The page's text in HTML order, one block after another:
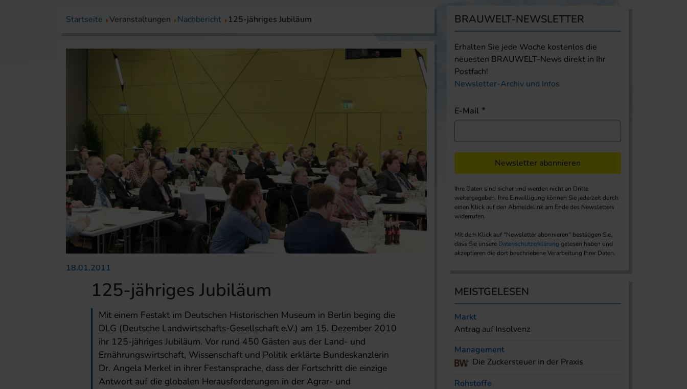
Startseite Veranstaltungen Nachbericht 125-jähriges Jubiläum
18.01.2011
125-jähriges Jubiläum
Mit einem Festakt im Deutschen Historischen Museum in Berlin beging die
DLG (Deutsche Landwirtschafts-Gesellschaft e.V.) am 15. Dezember 2010
ihr 125-jähriges Jubiläum. Vor rund 450 Gästen aus der Land- und
Ernährungswirtschaft, Wissenschaft und Politik erklärte Bundeskanzlerin
Dr. Angela Merkel in ihrer Festansprache, dass der Fortschritt die einzige
Antwort auf die globalen Herausforderungen in der Agrar- und
BRAUWELT-NEWSLETTER
Erhalten Sie jede Woche kostenlos die
neuesten BRAUWELT-News direkt in Ihr
Postfach!
Newsletter-Archiv und Infos
E-Mail
Newsletter abonnieren
Ihre Daten sind sicher und werden nicht an Dritte
weitergegeben. Ihre Einwilligung können Sie jederzeit durch
einen Klick auf den Abmeldelink am Ende des Newsletters
widerrufen.
Mit dem Klick auf "Newsletter abonnieren" bestätigen Sie,
dass Sie unsere Datenschutzerklärung gelesen haben und
akzeptieren die dort beschriebene Verarbeitung Ihrer Daten.
MEISTGELESEN
Markt
Antrag auf Insolvenz
Management
Die Zuckersteuer in der Praxis
Rohstoffe